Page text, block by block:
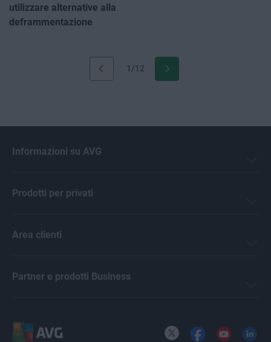
1/12
utilizzare alternative alla
deframmentazione
Informazioni su AVG
Prodotti per privati
Area clienti
Partner e prodotti Business